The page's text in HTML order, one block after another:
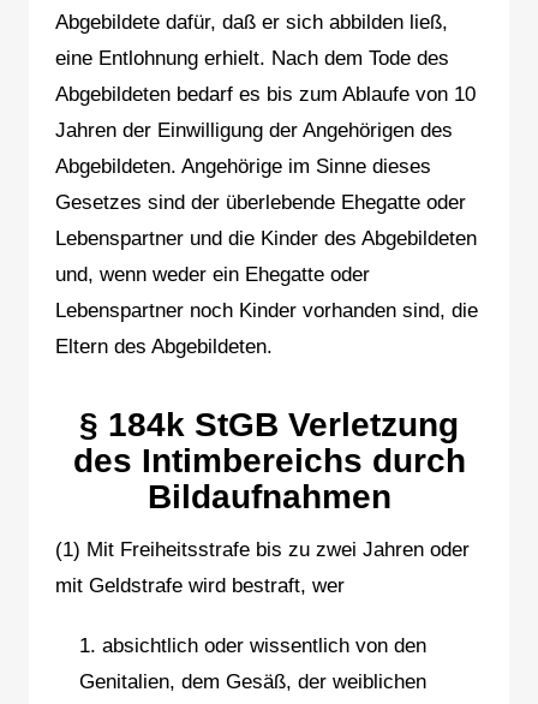
Abgebildete dafür, daß er sich abbilden ließ,
eine Entlohnung erhielt. Nach dem Tode des
Abgebildeten bedarf es bis zum Ablaufe von 10
Jahren der Einwilligung der Angehörigen des
Abgebildeten. Angehörige im Sinne dieses
Gesetzes sind der überlebende Ehegatte oder
Lebenspartner und die Kinder des Abgebildeten
und, wenn weder ein Ehegatte oder
Lebenspartner noch Kinder vorhanden sind, die
Eltern des Abgebildeten.
§ 184k StGB Verletzung
des Intimbereichs durch
Bildaufnahmen
(1) Mit Freiheitsstrafe bis zu zwei Jahren oder
mit Geldstrafe wird bestraft, wer
1. absichtlich oder wissentlich von den
Genitalien, dem Gesäß, der weiblichen